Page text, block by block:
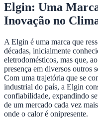
Elgin: Uma
Inovação no
A Elgin é uma marca que
décadas, inicialmente
eletrodomésticos, mas que,
presença em diversos outros
Com uma trajetória que se
industrial do país, a Elgin
confiabilidade, expandindo
de um mercado cada vez
onde o calor é onipresente.